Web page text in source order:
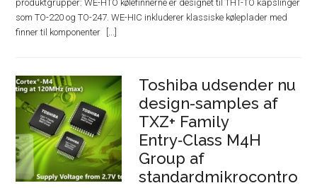
produktgrupper: WE-HTO kølefinnerne er designet til THT-TO kapslinger
som TO-220 og TO-247. WE-HIC inkluderer klassiske køleplader med
finner til komponenter
Toshiba udsender nu
design-samples af
TXZ+ Family
Entry‑Class M4H
Group af
standardmikrocontro